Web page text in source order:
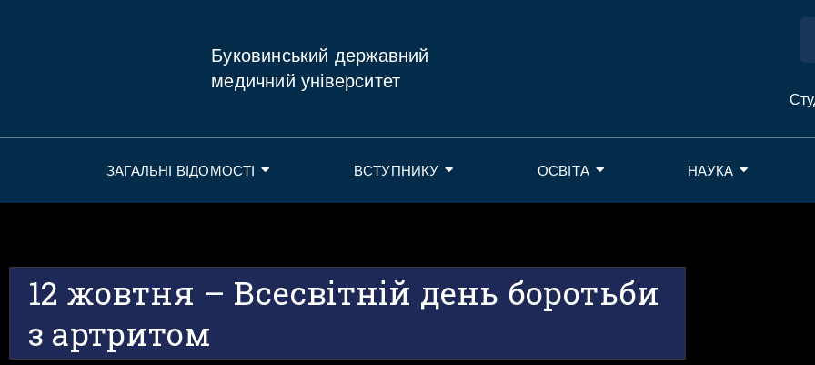
Буковинський державний
медичний університет
ЗАГАЛЬНІ ВІДОМОСТІ ВСТУПНИКУ ОСВІТА НАУКА
12 жовтня – Всесвітній день боротьби
з артритом